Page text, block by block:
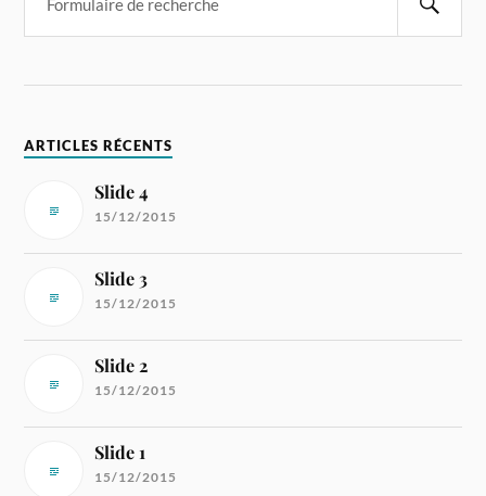
ARTICLES RÉCENTS
Slide 4
15/12/2015
Slide 3
15/12/2015
Slide 2
15/12/2015
Slide 1
15/12/2015